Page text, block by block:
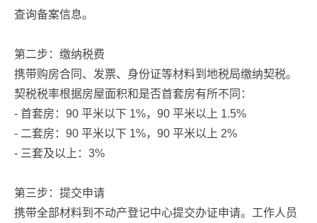
查询备案信息。
第二步：缴纳税费
携带购房合同、发票、身份证等材料到地税局缴纳契税。
契税税率根据房屋面积和是否首套房有所不同：
- 首套房：90 平米以下 1%，90 平米以上 1.5%
- 二套房：90 平米以下 1%，90 平米以上 2%
- 三套及以上：3%
第三步：提交申请
携带全部材料到不动产登记中心提交办证申请。工作人员